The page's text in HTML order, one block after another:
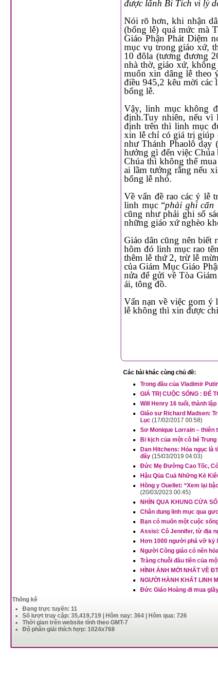
Nói rõ hơn, khi nhận dâng một thánh lễ do ai xin, linh mục không được phép đòi tiền
(bổng lễ) quá mức mà Toà
Giáo Phận Phát Diệm nói riêng, để
mục vụ trong giáo xứ, thì cho đến nay linh mục
10 đôla (tương đương 200.000 đồng việt nam). Qui định này áp dụng chung cho mọi
nhà thờ, giáo xứ, không phân biệt. Nếu một người không có tiền hoặc chỉ có ít tiền mà
muốn xin dâng lễ theo ý
điều 945,2 kêu mời các linh mục
bổng lễ.
Vậy, linh mục không được phép đòi hỏi bổng lễ cao hơn mức Giáo quyền đã qui
định.Tuy nhiên, nếu vì
định trên thì linh mục được phép
xin lễ chỉ có giá trị
như Thánh Phaolô dạy
hưởng gì đến việc Chúa ban ơn
Chúa thì không thể mua được bằng tiền bạc.
ai lầm tưởng rằng nếu xin lễ với bổng lễ to thì có lợi nhiều cho linh
bổng lễ nhỏ.
Về vấn đề rao các ý lễ
linh mục “phải ghi cẩn
cũng như phải ghi sổ sách
Giáo dân cũng nên biết rằng mỗi một ngày linh mục chỉ được hưởng một bổng lễ, dù lễ
hôm đó linh mục rao tên nhiều ý
thêm lễ thứ 2, trừ lễ mừng Chúa Giáng Sinh.
của Giám Mục Giáo Phận qui định theo Giáo Luật điều
nửa để gửi về Tòa Giám Mục, số còn lại với mục đích giúp người nghèo, làm việc bác
ái, tông đồ.
Vấn nạn về việc gom ý lễ, tức là linh mục có được phép dâng một thánh lễ với nhiều ý
lễ không thì xin được
Các bài khác cùng chủ đề:
Trong đầu của Vladimir
GIÁ TRỊ CUỘC SỐNG : ĐỂ
Will Henry 16 tuổi, thành
Giáo sư Richard Madsen:
Lục (17/02/2017 00:58)
Sơ Monique Lorrain – thiên
Bi kịch của một cô bé
Dan Hitchens: Hỏa ngục là
đấy (15/03/2019 04:03)
Đức Mẹ Đường Cao Tốc,
Hậu Qủa Cuả Những Kẻ
Hồng y Ouellet: “Xem lại
(20/03/2023 00:45)
NHÌN QUA KHUNG CỬA
Chân dung linh mục qua
Bạn có muốn một cuộc
Assisi: Cô Jennifer, từ địa
Hơn 1000 người phá vỡ kỷ
Người Công giáo có nên
Tràng chuỗi đầu tiên của
HÌNH ẢNH MỚI NHẤT VỀ
NGƯỜI HÀNH KHẤT LINH
Đức Giáo Hoàng đi mua
Thống kê
Đang trực tuyến: 11
Số lượt truy cập: 35,419,719 | Hôm nay: 364 | Hôm qua: 726
Thời gian trên website tính theo GMT-7
Độ phân giải thích hợp: 1024x768